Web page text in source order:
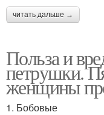
читать дальше →
Польза и
петрушки.
женщины
1. Бобовые